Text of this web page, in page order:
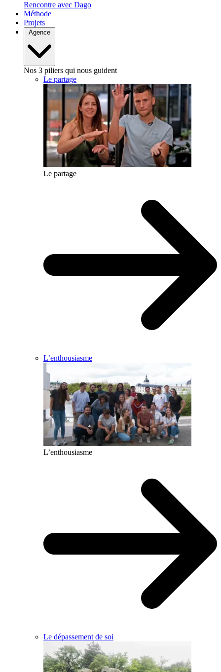
Rencontre avec Dago
Méthode
Projets
Agence
Nos 3 piliers qui nous guident
Le partage
Le partage
L’enthousiasme
L’enthousiasme
Le dépassement de soi